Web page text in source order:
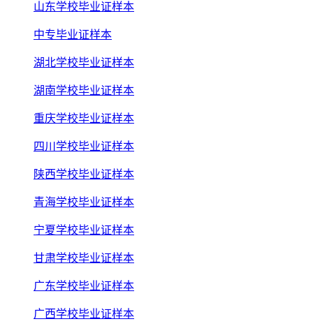
山东学校毕业证样本
中专毕业证样本
湖北学校毕业证样本
湖南学校毕业证样本
重庆学校毕业证样本
四川学校毕业证样本
陕西学校毕业证样本
青海学校毕业证样本
宁夏学校毕业证样本
甘肃学校毕业证样本
广东学校毕业证样本
广西学校毕业证样本